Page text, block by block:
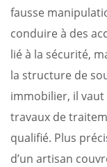
fausse
conduire à des
lié à la sécurité,
la structure de
immobilier, il
travaux de
qualifié. Plus
d’un artisan